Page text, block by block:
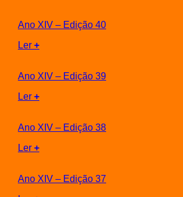
Ano XIV – Edição 40
Ler +
Ano XIV – Edição 39
Ler +
Ano XIV – Edição 38
Ler +
Ano XIV – Edição 37